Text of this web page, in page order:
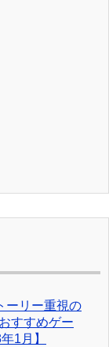
ーリー重視の
すすめゲー
1月】